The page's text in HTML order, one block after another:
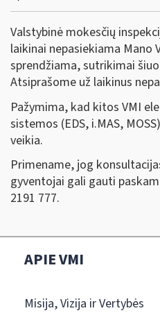
Valstybinė mokesčių
laikinai nepasiekiama Mano
sprendžiama, sutrikimai
Atsiprašome už laikinus
Pažymima, kad kitos VMI
sistemos (EDS, i.MAS,
veikia.
Primename, jog
gyventojai gali gauti
2191 777.
APIE VMI
Misija, Vizija ir Vertybės